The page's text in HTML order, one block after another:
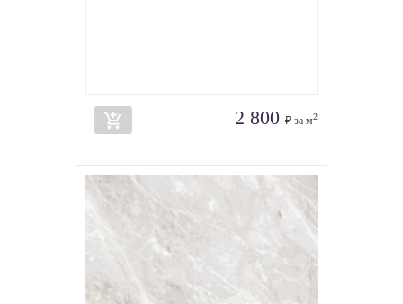
add_shopping_cart 2 800 ₽ за м2